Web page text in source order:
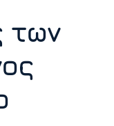
των